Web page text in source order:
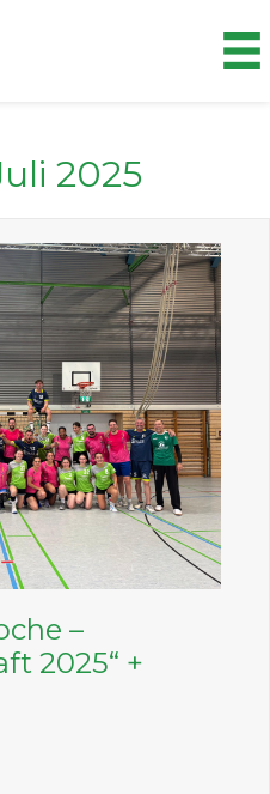
2025
–
2025“ +